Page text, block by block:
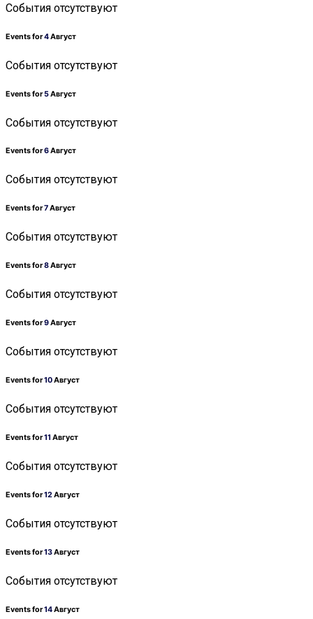
События отсутствуют
Events for4Август
События отсутствуют
Events for5Август
События отсутствуют
Events for6Август
События отсутствуют
Events for7Август
События отсутствуют
Events for8Август
События отсутствуют
Events for9Август
События отсутствуют
Events for10Август
События отсутствуют
Events for11 Август
События отсутствуют
Events for12Август
События отсутствуют
Events for13Август
События отсутствуют
Events for14Август